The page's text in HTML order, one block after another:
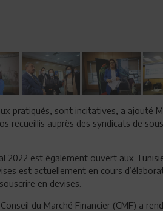
pratiqués, sont incitatives, a ajouté
recueillis auprès des syndicats de
2022 est également ouvert aux
est actuellement en cours
en devises.
du Marché Financier (CMF) a